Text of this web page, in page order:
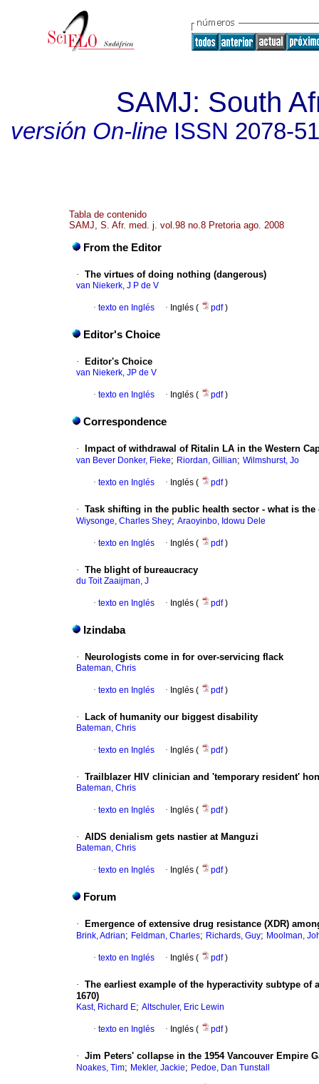
SAMJ: South
versión On-lineISSN 2078-
Tabla de contenido
SAMJ, S. Afr. med. j. vol.98 no.8 Pretoria ago. 2008
From the Editor
· The virtues of doing nothing (dangerous)
van Niekerk, J P de V
· texto en Inglés · Inglés ( pdf)
Editor's Choice
· Editor's Choice
van Niekerk, JP de V
· texto en Inglés · Inglés ( pdf)
Correspondence
· Impact of withdrawal of Ritalin LA in the Western
van Bever Donker, Fieke; Riordan, Gillian; Wilmshurst, Jo
· texto en Inglés · Inglés ( pdf)
· Task shifting in the public health sector - what is the
Wiysonge, Charles Shey; Araoyinbo, Idowu Dele
· texto en Inglés · Inglés ( pdf)
· The blight of bureaucracy
du Toit Zaaijman, J
· texto en Inglés · Inglés ( pdf)
Izindaba
· Neurologists come in for over-servicing flack
Bateman, Chris
· texto en Inglés · Inglés ( pdf)
· Lack of humanity our biggest disability
Bateman, Chris
· texto en Inglés · Inglés ( pdf)
· Trailblazer HIV clinician and 'temporary resident'
Bateman, Chris
· texto en Inglés · Inglés ( pdf)
· AIDS denialism gets nastier at Manguzi
Bateman, Chris
· texto en Inglés · Inglés ( pdf)
Forum
· Emergence of extensive drug resistance (XDR)
Brink, Adrian; Feldman, Charles; Richards, Guy; Moolman,
· texto en Inglés · Inglés ( pdf)
· The earliest example of the hyperactivity subtype
1670)
Kast, Richard E; Altschuler, Eric Lewin
· texto en Inglés · Inglés ( pdf)
· Jim Peters' collapse in the 1954 Vancouver Empire
Noakes, Tim; Mekler, Jackie; Pedoe, Dan Tunstall